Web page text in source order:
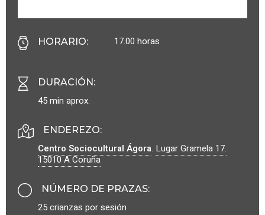
HORARIO: 17.00 horas
DURACIÓN :
45 min aprox.
ENDEREZO:
Centro Sociocultural Ágora. Lugar Gramela 17.
15010A Coruña
NÚMERO DE PRAZAS:
25 crianzas por sesión